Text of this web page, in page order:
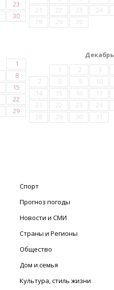
23
30
21
22 23 24
28
29 30
1
8
15
22
29
Декабрь
1
2 3
7
8 9 10
14
15 16 17
21
22 23 24
28
29 30 31
Спорт
Прогноз погоды
Новости и СМИ
Страны и Регионы
Общество
Дом и семья
Культура, стиль жизни